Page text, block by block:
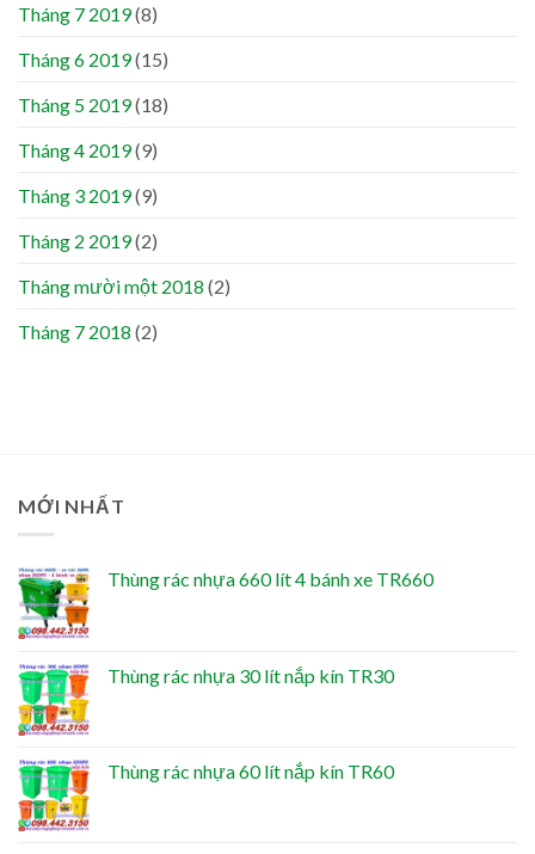
Tháng 7 2019(8)
Tháng 6 2019(15)
Tháng 5 2019(18)
Tháng 4 2019(9)
Tháng 3 2019(9)
Tháng 2 2019(2)
Tháng mười một 2018 (2)
Tháng 7 2018 (2)
MỚI NHẤT
Thùng rác nhựa 660 lít 4 bánh xe TR660
Thùng rác nhựa 30 lít nắp kín TR30
Thùng rác nhựa 60 lít nắp kín TR60